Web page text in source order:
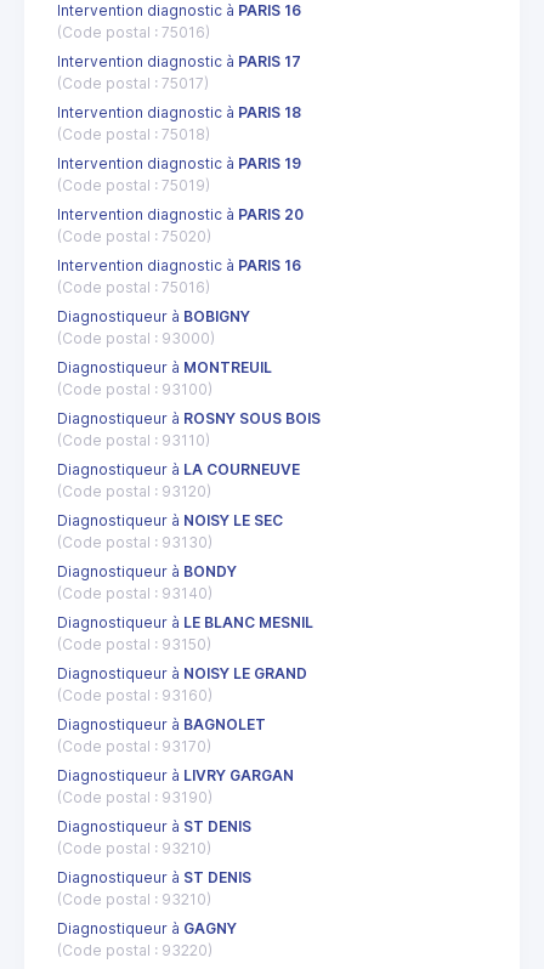
Intervention diagnostic à PARIS 16
(Code postal : 75016)
Intervention diagnostic à PARIS 17
(Code postal : 75017)
Intervention diagnostic à PARIS 18
(Code postal : 75018)
Intervention diagnostic à PARIS 19
(Code postal : 75019)
Intervention diagnostic à PARIS 20
(Code postal : 75020)
Intervention diagnostic à PARIS 16
(Code postal : 75016)
Diagnostiqueur à BOBIGNY
(Code postal : 93000)
Diagnostiqueur à MONTREUIL
(Code postal : 93100)
Diagnostiqueur à ROSNY SOUS BOIS
(Code postal : 93110)
Diagnostiqueur à LA COURNEUVE
(Code postal : 93120)
Diagnostiqueur à NOISY LE SEC
(Code postal : 93130)
Diagnostiqueur à BONDY
(Code postal : 93140)
Diagnostiqueur à LE BLANC MESNIL
(Code postal : 93150)
Diagnostiqueur à NOISY LE GRAND
(Code postal : 93160)
Diagnostiqueur à BAGNOLET
(Code postal : 93170)
Diagnostiqueur à LIVRY GARGAN
(Code postal : 93190)
Diagnostiqueur à ST DENIS
(Code postal : 93210)
Diagnostiqueur à ST DENIS
(Code postal : 93210)
Diagnostiqueur à GAGNY
(Code postal : 93220)